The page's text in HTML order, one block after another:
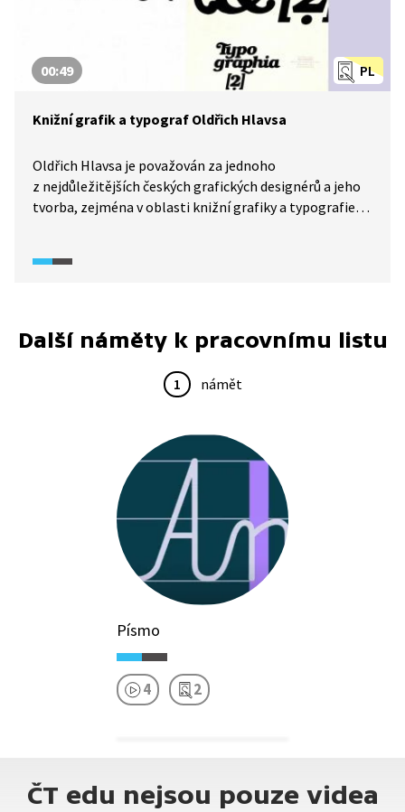
PL
00:49
Knižní grafik a typograf Oldřich Hlavsa
Oldřich Hlavsa je považován za jednoho
z nejdůležitějších českých grafických designérů a jeho
tvorba, zejména v oblasti knižní grafiky a typografie,
kultury.
Další náměty k pracovnímu listu
1 námět
Písmo
4 2
ČT edu nejsou pouze videa